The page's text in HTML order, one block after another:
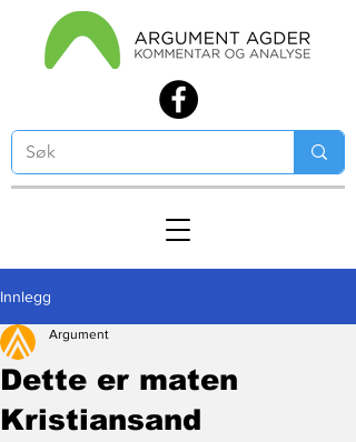
Innlegg
Dette er maten
Kristiansand
Argument